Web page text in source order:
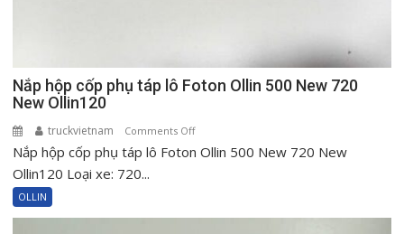
Nắp hộp cốp phụ táp lô Foton Ollin 500 New 720
New Ollin120
truckvietnam Comments Offon
Nắp
Nắp hộp cốp phụ táp lô Foton Ollin 500 New 720 New
Ollin120 Loại xe: 720...
OLLIN